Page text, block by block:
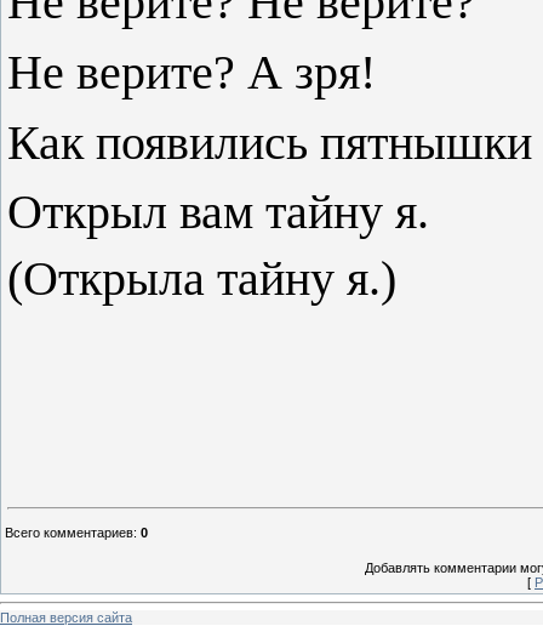
Не верите? А зря!
Как появились пятнышки
Открыл вам
(Открыла тайну я.)
Всего комментариев: 0
Добавлять комментарии
[
Полная версия сайта